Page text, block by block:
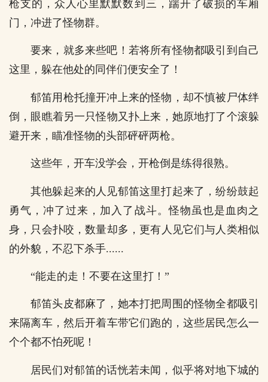
枪支的，众人心里默默数到三，踹开了破损的车厢
门，冲进了怪物群。
要来，就多来些吧！若将所有怪物都吸引到自己
这里，躲在他处的同伴们便安全了！
郁笛用枪托撞开冲上来的怪物，却不慎被尸体绊
倒，眼瞧着另一只怪物又扑上来，她原地打了个滚躲
避开来，瞄准怪物的头部砰砰两枪。
这些年，开车没学会，开枪倒是练得很熟。
其他躲起来的人见郁笛这里打起来了，纷纷鼓起
勇气，冲了过来，加入了战斗。怪物虽也是血肉之
身，只会扑咬，数量却多，更有人见它们与人类相似
的外貌，不忍下杀手......
“能走的走！不要在这里打！”
郁笛头皮都麻了，她本打把周围的怪物全都吸引
来隔离车，然后开着车带它们跑的，这些居民怎么一
个个都不怕死呢！
居民们对郁笛的话恍若未闻，似乎将对地下城的